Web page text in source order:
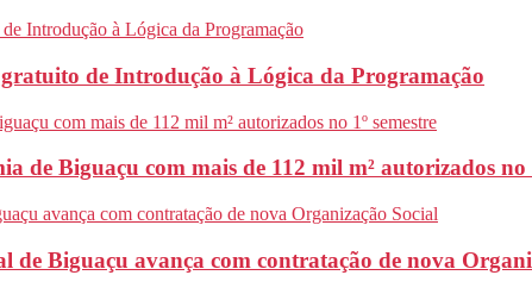
de Introdução à Lógica da Programação
de Biguaçu com mais de 112 mil m² autorizados no
de Biguaçu avança com contratação de nova